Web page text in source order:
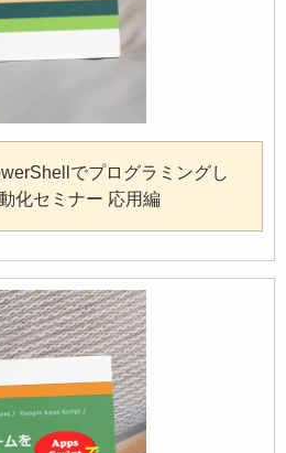
でプログラミングし
化セミナー 応用編